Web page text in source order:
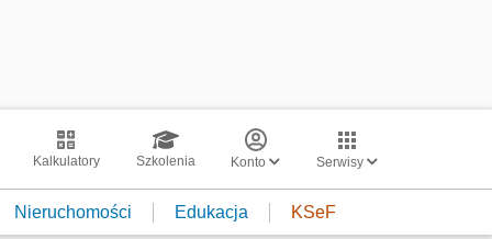
Kalkulatory Szkolenia Konto Serwisy
Nieruchomości Edukacja KSeF